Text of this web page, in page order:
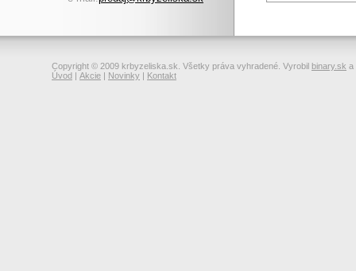
Copyright © 2009 krbyzeliska.sk. Všetky práva vyhradené. Vyrobil binary.sk a
Úvod | Akcie | Novinky | Kontakt